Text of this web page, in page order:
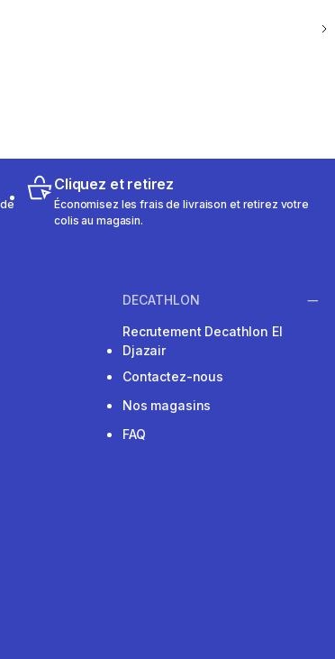
Cliquez et retirez
Économisez les frais de livraison et retirez votre
colis au magasin.
DECATHLON
Recrutement Decathlon El
Djazair
Contactez-nous
Nos magasins
FAQ